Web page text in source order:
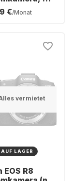
RF 24-105
7.1 IS STM
€/Monat
vermietet
LAGER
EOS R8